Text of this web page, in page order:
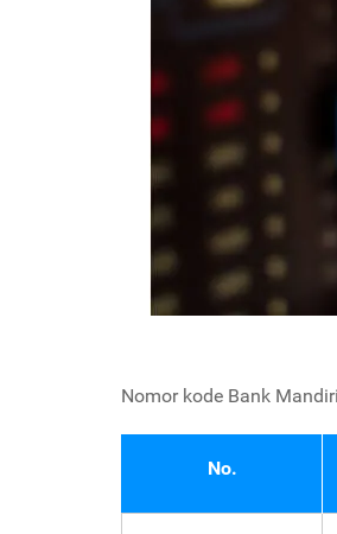
Nomor kode Bank
No.